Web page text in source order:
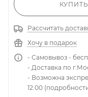
Рассчитать
Хочу в подарок
- Самовывоз -
- Доставка по
- Возможна
12.00